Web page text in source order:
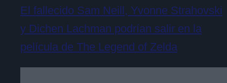
El fallecido Sam Neill, Yvonne Strahovski
y Dichen Lachman podrían salir en la
película de The Legend of Zelda